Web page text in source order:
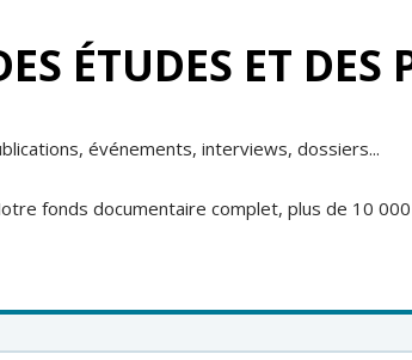
ÉTUDES ET DES
événements, interviews, dossiers...
fonds documentaire complet, plus de 10